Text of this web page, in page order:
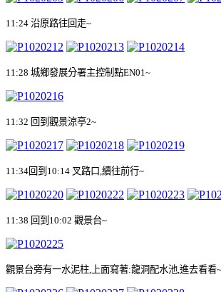
11:24 沿原路往回走~
11:28 城鄉發展分署主控制點EN01~
11:32 回到觀景涼亭2~
11:34 回到 10:14 叉路口 續往前行~
11:38 回到 10:02 觀景台~
觀景台旁有一水泥柱 上面寫著:龍洞配水池 進去看看~